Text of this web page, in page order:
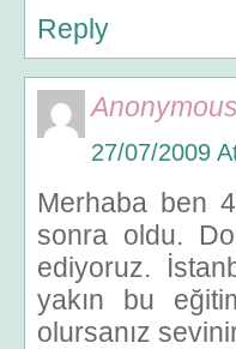
Reply
Anonymous
27/07/2009
Merhaba ben
sonra oldu.
ediyoruz.
yakın bu
olursanız